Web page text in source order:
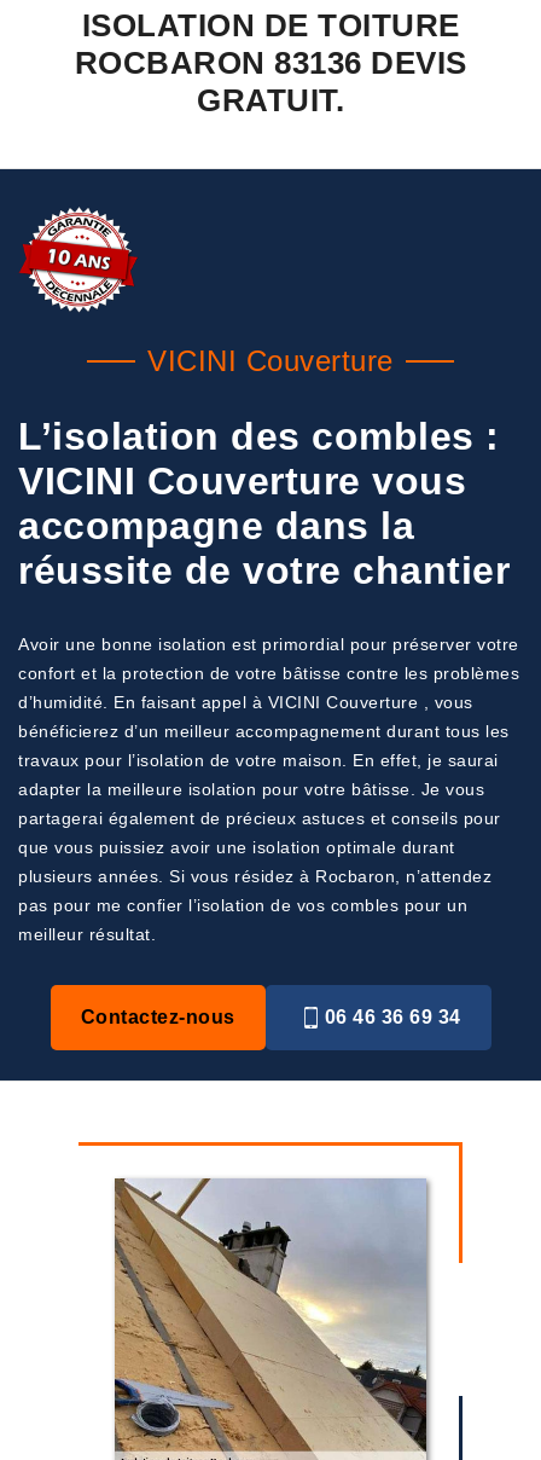
ISOLATION DE TOITURE
ROCBARON 83136 DEVIS
GRATUIT.
VICINI Couverture
L’isolation des combles :
VICINI Couverture vous
accompagne dans la
réussite de votre chantier
Avoir une bonne isolation est primordial pour préserver votre
confort et la protection de votre bâtisse contre les problèmes
d’humidité. En faisant appel à VICINI Couverture , vous
bénéficierez d’un meilleur accompagnement durant tous les
travaux pour l’isolation de votre maison. En effet, je saurai
adapter la meilleure isolation pour votre bâtisse. Je vous
partagerai également de précieux astuces et conseils pour
que vous puissiez avoir une isolation optimale durant
plusieurs années. Si vous résidez à Rocbaron, n’attendez
pas pour me confier l’isolation de vos combles pour un
meilleur résultat.
Contactez-nous 06 46 36 69 34